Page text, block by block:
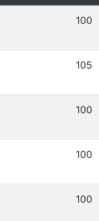
100
105
100
100
100